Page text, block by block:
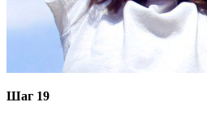
Шаг 19